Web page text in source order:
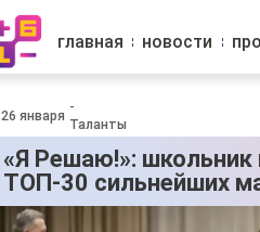
главная новости
26 января
-
Таланты
«Я Решаю!»: школьник
ТОП-30 сильнейших